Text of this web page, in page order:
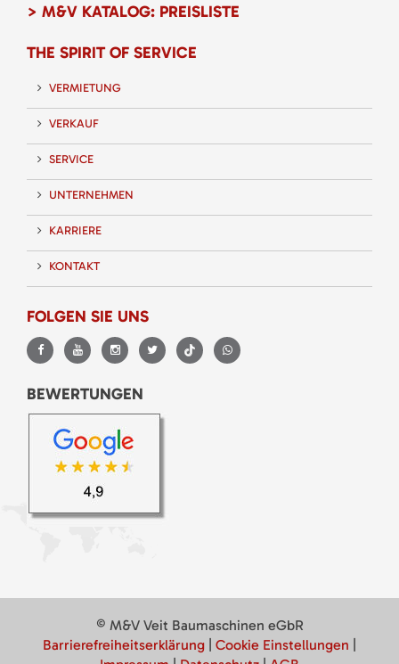
> M&V KATALOG: PREISLISTE
THE SPIRIT OF SERVICE
VERMIETUNG
VERKAUF
SERVICE
UNTERNEHMEN
KARRIERE
KONTAKT
FOLGEN SIE UNS
BEWERTUNGEN
© M&V Veit Baumaschinen eGbR
Barrierefreiheitserklärung
Cookie Einstellungen